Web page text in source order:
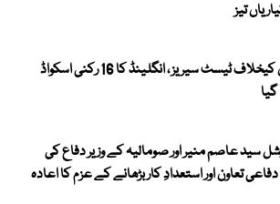
تیز
پاکستان کیخلاف ٹیسٹ سیریز ، انگلینڈ کا 16 رکنی اسکواڈ
سید عاصم منیر اور صومالیہ کے وزیر دفاع کی
تعاون اور استعدادِ کار بڑھانے کے عزم کا اعادہ